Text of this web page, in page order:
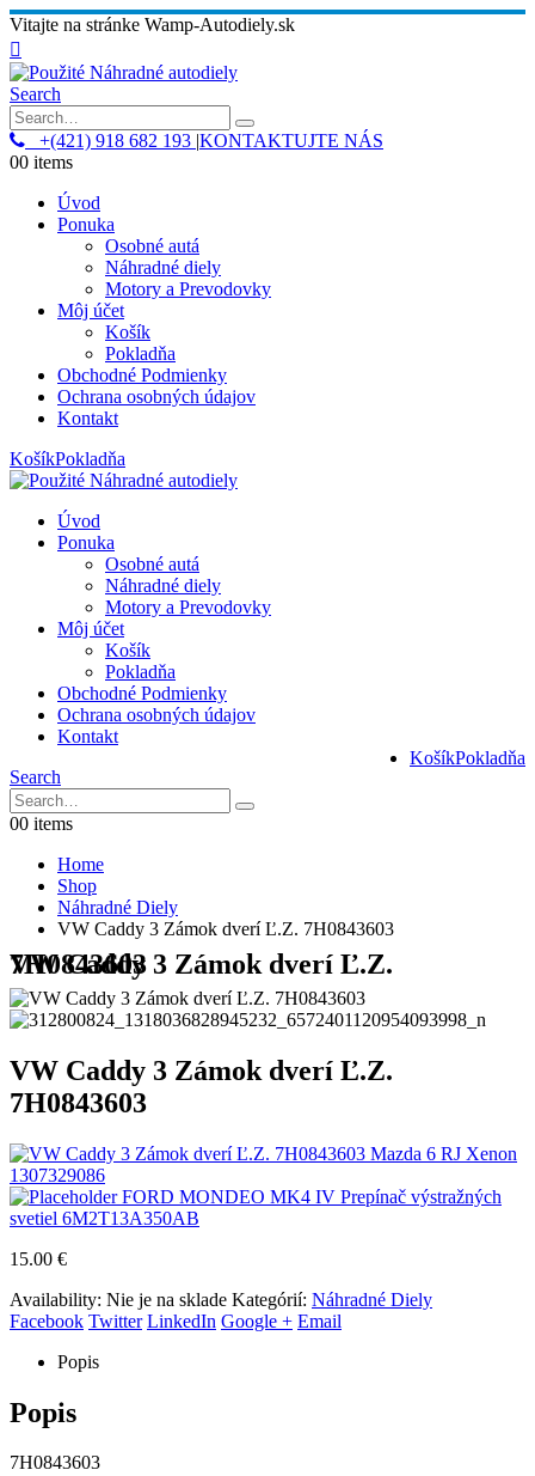
Vitajte na stránke Wamp-Autodiely.sk
Search
+(421) 918 682 193 |KONTAKTUJTE NÁS
00 items
Úvod
Ponuka
Osobné autá
Náhradné diely
Motory a Prevodovky
Môj účet
Košík
Pokladňa
Obchodné Podmienky
Ochrana osobných údajov
Kontakt
KošíkPokladňa
Úvod
Ponuka
Osobné autá
Náhradné diely
Motory a Prevodovky
Môj účet
Košík
Pokladňa
Obchodné Podmienky
Ochrana osobných údajov
Kontakt
KošíkPokladňa
Search
00 items
Home
Shop
Náhradné Diely
VW Caddy 3 Zámok dverí Ľ.Z. 7H0843603
VW Caddy 3 Zámok dverí Ľ.Z. 7H0843603
VW Caddy 3 Zámok dverí Ľ.Z.
7H0843603
Mazda 6 RJ Xenon
1307329086
FORD MONDEO MK4 IV Prepínač výstražných
svetiel 6M2T13A350AB
15.00 €
Availability: Nie je na sklade Kategórií: Náhradné Diely
Facebook Twitter LinkedIn Google + Email
Popis
Popis
7H0843603